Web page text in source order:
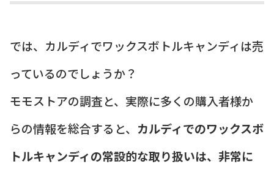
では、カルディでワックスボトルキャンディは売
っているのでしょうか？
モモストアの調査と、実際に多くの購入者様か
らの情報を総合すると、 カルディでのワックスボ
トルキャンディの常設的な取り扱いは、非常に